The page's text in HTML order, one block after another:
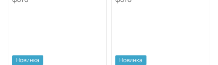
Новинка
Новинка